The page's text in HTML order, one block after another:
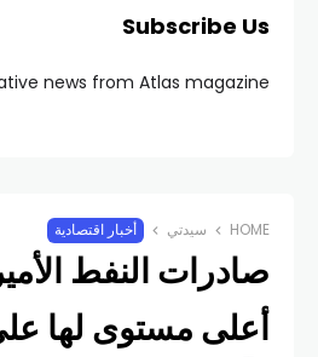
Subscribe Us
news from Atlas magazine
HOME سيدتي أخبار اقتصادية
صادرات النفط
أعلى مستوى لها